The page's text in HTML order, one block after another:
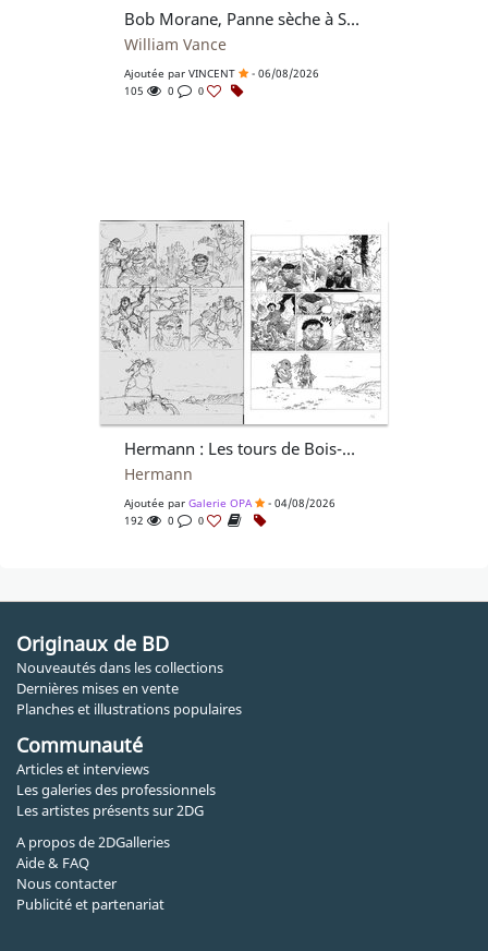
Bob Morane, Panne sèche à Serado par Vance
William Vance
Ajoutée par VINCENT
- 06/08/2026
105
0 0
Hermann : Les tours de Bois-Maury tome 8, crayonné + tirage hélio noir de la planche 16
Hermann
Ajoutée par Galerie OPA
- 04/08/2026
192
0 0
Originaux de BD
Nouveautés dans les collections
Dernières mises en vente
Planches et illustrations populaires
Communauté
Articles et interviews
Les galeries des professionnels
Les artistes présents sur 2DG
A propos de 2DGalleries
Aide & FAQ
Nous contacter
Publicité et partenariat